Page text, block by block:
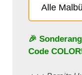
Alle
🎉
Code